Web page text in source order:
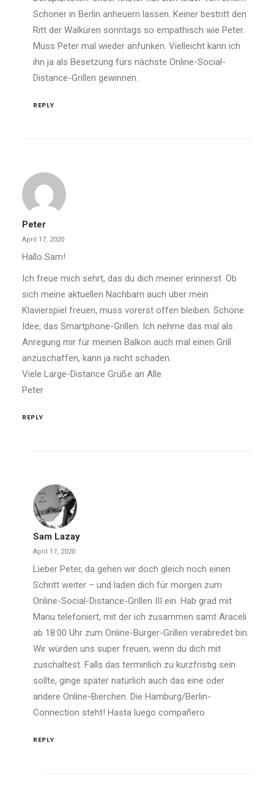
Schoner in Berlin anheuern lassen. Keiner bestritt den
Ritt der Walküren sonntags so empathisch wie Peter.
Muss Peter mal wieder anfunken. Vielleicht kann ich
ihn ja als Besetzung fürs nächste Online-Social-
Distance-Grillen gewinnen.
REPLY
Peter
April 17, 2020
Hallo Sam!
Ich freue mich sehrt, das du dich meiner erinnerst. Ob
sich meine aktuellen Nachbarn auch über mein
Klavierspiel freuen, muss vorerst offen bleiben. Schöne
Idee, das Smartphone-Grillen. Ich nehme das mal als
Anregung mir für meinen Balkon auch mal einen Grill
anzuschaffen, kann ja nicht schaden.
Viele Large-Distance Grüße an Alle
Peter
REPLY
Sam Lazay
April 17, 2020
Lieber Peter, da gehen wir doch gleich noch einen
Schritt weiter – und laden dich für morgen zum
Online-Social-Distance-Grillen III ein. Hab grad mit
Manu telefoniert, mit der ich zusammen samt Araceli
ab 18:00 Uhr zum Online-Burger-Grillen verabredet bin.
Wir würden uns super freuen, wenn du dich mit
zuschaltest. Falls das terminlich zu kurzfristig sein
sollte, ginge später natürlich auch das eine oder
andere Online-Bierchen. Die Hamburg/Berlin-
Connection steht! Hasta luego compañero
REPLY